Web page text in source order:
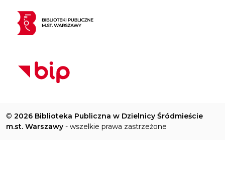
© 2026 Biblioteka Publiczna w Dzielnicy Śródmieście
m.st. Warszawy - wszelkie prawa zastrzeżone